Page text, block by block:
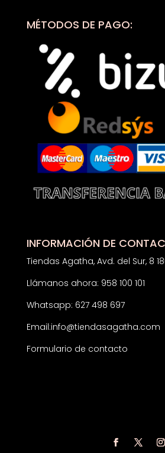
MÉTODOS DE PAGO:
INFORMACIÓN DE
Tiendas Agatha, Avd. del Sur, 8
Llámanos ahora: 958 100 101
Whatsapp: 627 498 697
Email:info@tiendasagatha.com
Formulario de contacto